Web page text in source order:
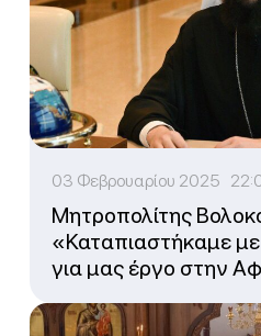
03 Φεβρουαρίου 2025
Μητροπολίτης
«Καταπιαστήκαμε
για μας έργο στην